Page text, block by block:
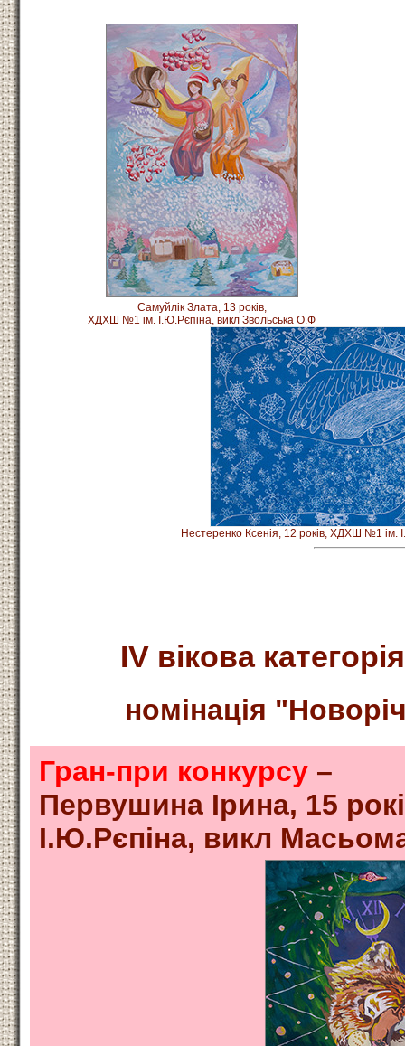
Самуйлік Злата, 13 років,
ХДХШ №1 ім. І.Ю.Рєпіна, викл Звольська О.Ф
Нестеренко Ксенія, 12 років, ХДХШ №1 ім.
ІV вікова
номінація
Гран-при конкурсу –
Первушина Ірина, 15
І.Ю.Рєпіна, викл